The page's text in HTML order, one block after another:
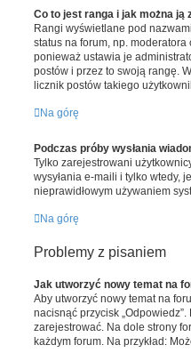
Co to jest ranga i jak można ją
Rangi wyświetlane pod
status na forum, np.
ponieważ ustawia je
postów i przez to swoją rangę.
licznik postów takiego
Na górę
Podczas próby wysłania
Tylko zarejestrowani
wysyłania e-maili i tylko wtedy,
nieprawidłowym używaniem
Na górę
Problemy z pisaniem
Jak utworzyć nowy temat na
Aby utworzyć nowy temat na
nacisnąć przycisk
zarejestrować. Na dole strony
każdym forum. Na przykład: